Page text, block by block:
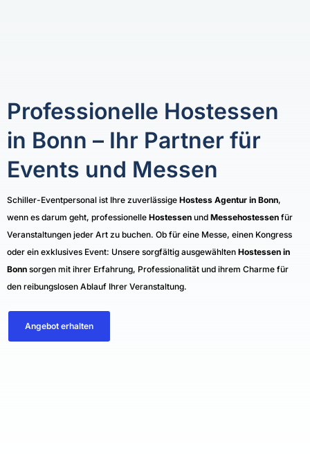
Professionelle Hostessen
in Bonn – Ihr Partner für
Events und Messen
Schiller-Eventpersonal ist Ihre zuverlässige Hostess Agentur in Bonn,
wenn es darum geht, professionelle Hostessen und Messehostessen für
Veranstaltungen jeder Art zu buchen. Ob für eine Messe, einen Kongress
oder ein exklusives Event: Unsere sorgfältig ausgewählten Hostessen in
Bonn sorgen mit ihrer Erfahrung, Professionalität und ihrem Charme für
den reibungslosen Ablauf Ihrer Veranstaltung.
Angebot erhalten